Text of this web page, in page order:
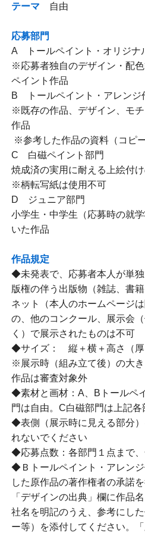
テーマ 自由
応募部門
A トールペイント・オリジナ
※応募者独自のデザイン・配
ペイント作品
B トールペイント・アレンジ
※既存の作品、デザイン、モ
作品
※参考した作品の資料（コピ
C 白磁ペイント部門
焼成済の実用に耐える上絵付
※柄転写紙は使用不可
D ジュニア部門
小学生・中学生（応募時の就
いた作品
作品規定
◆未発表で、応募者本人が単
版権の伴う出版物（雑誌、書
ネット（本人のホームページ
の、他のコンクール、展示会
く）で展示されたものは不可
◆サイズ： 縦＋横＋高さ（厚
※展示時（組み立て後）の大
作品は審査対象外
◆素材と画材：A、Bトールペ
門は自由。C白磁部門は上記各
◆表側（展示時に見える部分
れないでください
◆応募点数：各部門１点まで
◆Ｂトールペイント・アレン
した原作品の著作権者の承諾
「デザインの出典」欄に作品
社名を明記のうえ、参考にし
ー等）を添付してください。